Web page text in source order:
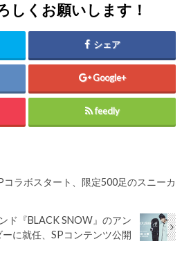
しくお願いします！
シェア
Google+
feedly
コラボスタート、限定500足のスニーカ
ド『BLACK SNOW』のアン
ーに就任、SPコンテンツ公開